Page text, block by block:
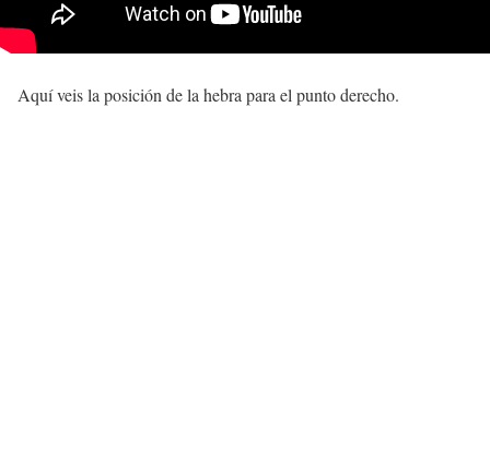
Aquí veis la posición de la hebra para el punto derecho.